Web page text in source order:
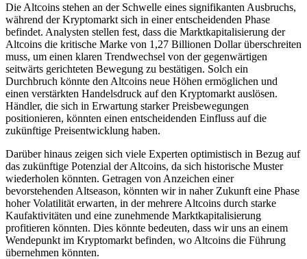
Die Altcoins stehen an der Schwelle eines signifikanten Ausbruchs,
während der Kryptomarkt sich in einer entscheidenden Phase
befindet. Analysten stellen fest, dass die Marktkapitalisierung der
Altcoins die kritische Marke von 1,27 Billionen Dollar überschreiten
muss, um einen klaren Trendwechsel von der gegenwärtigen
seitwärts gerichteten Bewegung zu bestätigen. Solch ein
Durchbruch könnte den Altcoins neue Höhen ermöglichen und
einen verstärkten Handelsdruck auf den Kryptomarkt auslösen.
Händler, die sich in Erwartung starker Preisbewegungen
positionieren, könnten einen entscheidenden Einfluss auf die
zukünftige Preisentwicklung haben.
Darüber hinaus zeigen sich viele Experten optimistisch in Bezug auf
das zukünftige Potenzial der Altcoins, da sich historische Muster
wiederholen könnten. Getragen von Anzeichen einer
bevorstehenden Altseason, könnten wir in naher Zukunft eine Phase
hoher Volatilität erwarten, in der mehrere Altcoins durch starke
Kaufaktivitäten und eine zunehmende Marktkapitalisierung
profitieren könnten. Dies könnte bedeuten, dass wir uns an einem
Wendepunkt im Kryptomarkt befinden, wo Altcoins die Führung
übernehmen könnten.